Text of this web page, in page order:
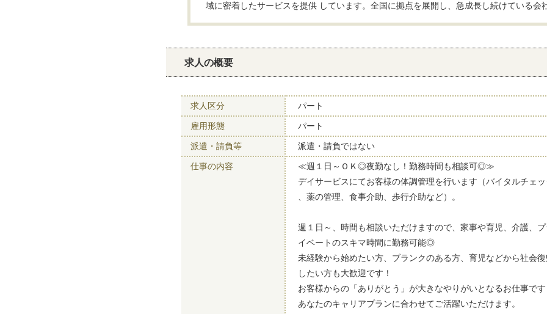
域に密着したサービスを提供 しています。全国に拠点を展開し、急成長し続けている会
求人の概要
求人区分 パート
雇用形態 パート
派遣・請負等 派遣・請負ではない
仕事の内容
≪週１日～ＯＫ◎夜勤なし！勤務時間も相談可◎≫
デイサービスにてお客様の体調管理を行います（バイタルチェッ
、薬の管理、食事介助、歩行介助など）。
週１日～、時間も相談いただけますので、家事や育児、介護、プ
イベートのスキマ時間に勤務可能◎
未経験から始めたい方、ブランクのある方、育児などから社会
したい方も大歓迎です！
お客様からの「ありがとう」が大きなやりがいとなるお仕事です
あなたのキャリアプランに合わせてご活躍いただけます。